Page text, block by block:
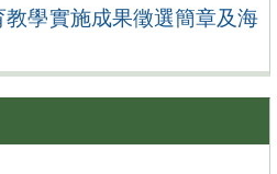
學實施成果徵選簡章及海